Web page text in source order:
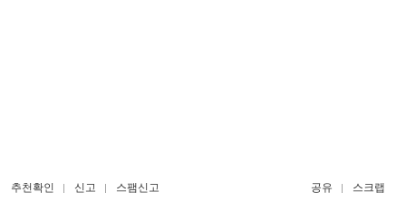
추천확인 신고 스팸신고 공유 스크랩